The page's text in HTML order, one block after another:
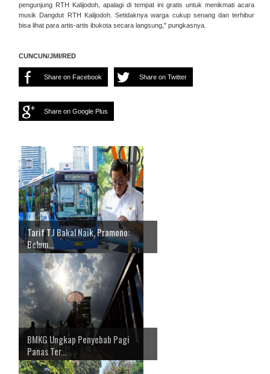
pengunjung RTH Kalijodoh, apalagi di tempat ini gratis untuk menikmati acara
musik Dangdut RTH Kalijodoh. Setidaknya warga cukup senang dan terhibur
bisa lihat para artis-artis ibukota secara langsung," pungkasnya.
CUNCUN/JMI/RED
Share on Facebook Share on Twitter
Share on Google Plus
Tarif TJ Bakal Naik, Pramono:
Belum...
BMKG Ungkap Penyebab Pagi
Panas Ter...